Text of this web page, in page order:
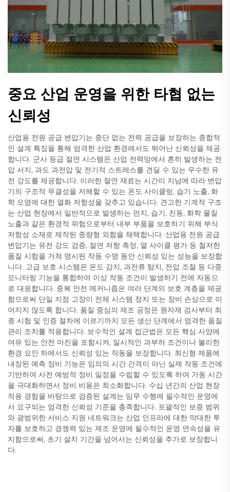
중요 산업 운영을 위한 타협 없는
신뢰성
산업용 전원 공급 변압기는 중단 없는 전력 공급을 보장하는 종합적
인 설계 특징을 통해 엄격한 산업 환경에서도 뛰어난 신뢰성을 제공
합니다. 군사 등급 절연 시스템은 산업 전력망에서 흔히 발생하는 전
압 서지, 과도 과전압 및 전기적 스트레스를 견딜 수 있는 우수한 유
전 강도를 제공합니다. 이러한 절연 재료는 시간이 지남에 따라 변압
기의 구조적 무결성을 저해할 수 있는 온도 사이클링, 습기 노출, 화
학 오염에 대한 열화 저항성을 갖추고 있습니다. 견고한 기계적 구조
는 산업 현장에서 일반적으로 발생하는 먼지, 습기, 진동, 화학 물질
노출과 같은 환경적 위험으로부터 내부 부품을 보호하기 위해 부식
저항성 소재로 제작된 중량형 외함을 채택합니다. 산업용 전원 공급
변압기는 유전 강도 검증, 절연 저항 측정, 열 사이클 평가 등 철저한
품질 시험을 거쳐 명시된 작동 수명 동안 신뢰성 있는 성능을 보장합
니다. 고급 보호 시스템은 온도 감지, 과전류 탐지, 전압 조절 등 다중
모니터링 기능을 통합하여 이상 작동 조건이 발생하기 전에 자동으
로 대응합니다. 중복 안전 메커니즘은 여러 단계의 보호 계층을 제공
함으로써 단일 지점 고장이 전체 시스템 정지 또는 장비 손상으로 이
어지지 않도록 합니다. 품질 중심의 제조 공정은 원자재 검사부터 최
종 시험 및 인증 절차에 이르기까지 모든 생산 단계에서 엄격한 품질
관리 조치를 적용합니다. 보수적인 설계 접근법은 모든 핵심 사양에
여유 있는 안전 마진을 포함시켜, 일시적인 과부하 조건이나 불리한
환경 요인 하에서도 신뢰성 있는 작동을 보장합니다. 최신형 제품에
내장된 예측 정비 기능은 임의의 시간 간격이 아닌 실제 작동 조건에
기반하여 사전 예방적 정비 일정을 수립할 수 있도록 하여 가동 시간
을 극대화하면서 정비 비용은 최소화합니다. 수십 년간의 산업 현장
적용 경험을 바탕으로 검증된 설계는 임무 수행에 필수적인 운영에
서 요구되는 엄격한 신뢰성 기준을 충족합니다. 포괄적인 보증 범위
와 광범위한 서비스 지원 네트워크는 산업 인프라에 대한 막대한 투
자를 보호하고 경쟁력 있는 제조 운영에 필수적인 운영 연속성을 유
지함으로써, 초기 설치 기간을 넘어서는 신뢰성을 추가로 보장합니
다.